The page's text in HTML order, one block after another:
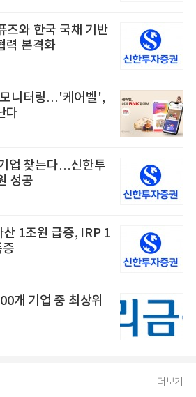
즈와 한국 국채 기반
력 본격화
모니터링…'케어벨',
다
업 찾는다…신한투
성공
1조원 급증, IRP 1
개 기업 중 최상위
더보기